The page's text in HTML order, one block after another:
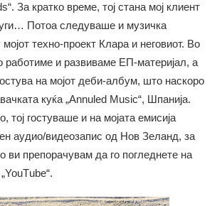
За кратко време, тој стана мој клиент
Потоа следуваше и музичка
техно-проект Клара и неговиот. Во
работиме и развиваме ЕП-материјал, а
на мојот деби-албум, што наскоро
куќа „Annuled Music“, Шпанија.
тој гостуваше и на мојата емисија
аудио/видеозапис од Нов Зеланд, за
ви препорачувам да го погледнете на